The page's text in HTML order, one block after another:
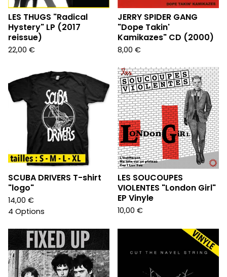
LES THUGS "Radical
Hystery" LP (2017
reissue)
22,00 €
JERRY SPIDER GANG
"Dope Takin'
Kamikazes" CD (2000)
8,00 €
SCUBA DRIVERS T-shirt
"logo"
14,00 €
4 Options
LES SOUCOUPES
VIOLENTES "London Girl"
EP Vinyle
10,00 €